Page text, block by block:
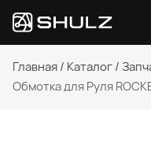
Главная / Каталог /
Обмотка для Руля